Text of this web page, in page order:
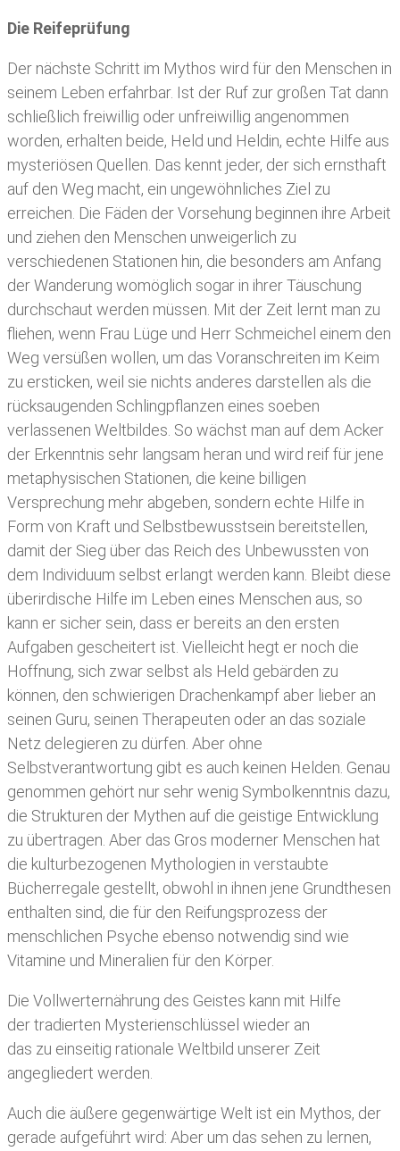
Die Reifeprüfung
Der nächste Schritt im Mythos wird für den Menschen in
seinem Leben erfahrbar. Ist der Ruf zur großen Tat dann
schließlich freiwillig oder unfreiwillig angenommen
worden, erhalten beide, Held und Heldin, echte Hilfe aus
mysteriösen Quellen. Das kennt jeder, der sich ernsthaft
auf den Weg macht, ein ungewöhnliches Ziel zu
erreichen. Die Fäden der Vorsehung beginnen ihre Arbeit
und ziehen den Menschen unweigerlich zu
verschiedenen Stationen hin, die besonders am Anfang
der Wanderung womöglich sogar in ihrer Täuschung
durchschaut werden müssen. Mit der Zeit lernt man zu
fliehen, wenn Frau Lüge und Herr Schmeichel einem den
Weg versüßen wollen, um das Voranschreiten im Keim
zu ersticken, weil sie nichts anderes darstellen als die
rücksaugenden Schlingpflanzen eines soeben
verlassenen Weltbildes. So wächst man auf dem Acker
der Erkenntnis sehr langsam heran und wird reif für jene
metaphysischen Stationen, die keine billigen
Versprechung mehr abgeben, sondern echte Hilfe in
Form von Kraft und Selbstbewusstsein bereitstellen,
damit der Sieg über das Reich des Unbewussten von
dem Individuum selbst erlangt werden kann. Bleibt diese
überirdische Hilfe im Leben eines Menschen aus, so
kann er sicher sein, dass er bereits an den ersten
Aufgaben gescheitert ist. Vielleicht hegt er noch die
Hoffnung, sich zwar selbst als Held gebärden zu
können, den schwierigen Drachenkampf aber lieber an
seinen Guru, seinen Therapeuten oder an das soziale
Netz delegieren zu dürfen. Aber ohne
Selbstverantwortung gibt es auch keinen Helden. Genau
genommen gehört nur sehr wenig Symbolkenntnis dazu,
die Strukturen der Mythen auf die geistige Entwicklung
zu übertragen. Aber das Gros moderner Menschen hat
die kulturbezogenen Mythologien in verstaubte
Bücherregale gestellt, obwohl in ihnen jene Grundthesen
enthalten sind, die für den Reifungsprozess der
menschlichen Psyche ebenso notwendig sind wie
Vitamine und Mineralien für den Körper.
Die Vollwerternährung des Geistes kann mit Hilfe
der tradierten Mysterienschlüssel wieder an
das zu einseitig rationale Weltbild unserer Zeit
angegliedert werden.
Auch die äußere gegenwärtige Welt ist ein Mythos, der
gerade aufgeführt wird: Aber um das sehen zu lernen,